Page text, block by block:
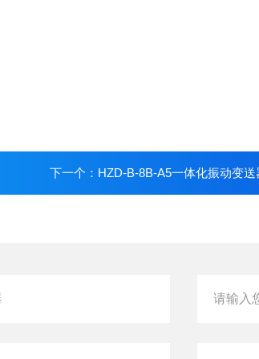
下一个： HZD-B-8B-A5一体化振动变送